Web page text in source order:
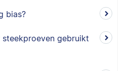
bias?
gebruikt